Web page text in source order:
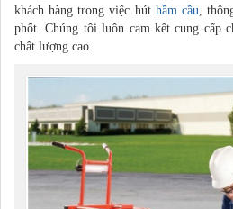
khách hàng trong việc hút hầm cầu,
phốt. Chúng tôi luôn cam kết cung cấp
chất lượng cao.